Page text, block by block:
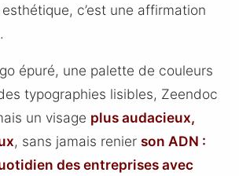
c’est une affirmation
épuré, une palette de couleurs
typographies lisibles, Zeendoc
un visage plus audacieux,
, sans jamais renier son ADN :
des entreprises avec